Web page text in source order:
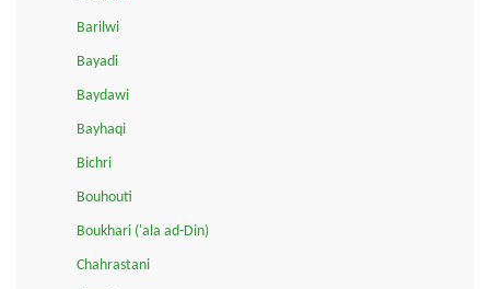
Barilwi
Bayadi
Baydawi
Bayhaqi
Bichri
Bouhouti
Boukhari ('ala ad-Din)
Chahrastani